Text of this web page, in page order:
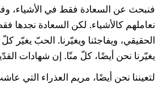
فنبحث عن السعادة فقط في الأشياء،
نعاملهم كالأشياء. لكن السعادة نجدها
الحقيقي، ويفاجئنا ويغيّرنا. الحبّ
يغيّرنا نحن أيضًا، كلّ منّا. إن شهادات
لتعيننا نحن أيضًا، مريم العذراء التي